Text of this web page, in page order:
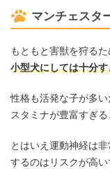
マンチェスタ
もともと害獣を狩る
小型犬にしては十分
性格も活発な子が多い
スタミナが豊富すぎる
とはいえ運動神経は
するのはリスクが高い